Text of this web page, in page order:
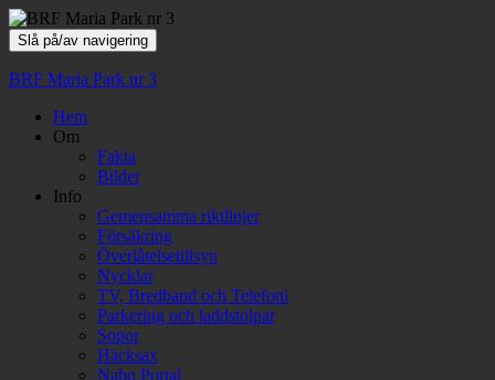
Slå på/av navigering
BRF Maria Park nr 3
Hem
Om
Fakta
Bilder
Info
Gemensamma riktlinjer
Försäkring
Överlåtelsetillsyn
Nycklar
TV, Bredband och Telefoni
Parkering och laddstolpar
Sopor
Häcksax
Nabo Portal